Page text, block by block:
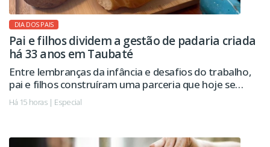
DIA DOS PAIS
Pai e filhos dividem a gestão de padaria criada
há 33 anos em Taubaté
Entre lembranças da infância e desafios do trabalho,
pai e filhos construíram uma parceria que hoje se
estende à administração da empresa.
Há 15 horas | Especial